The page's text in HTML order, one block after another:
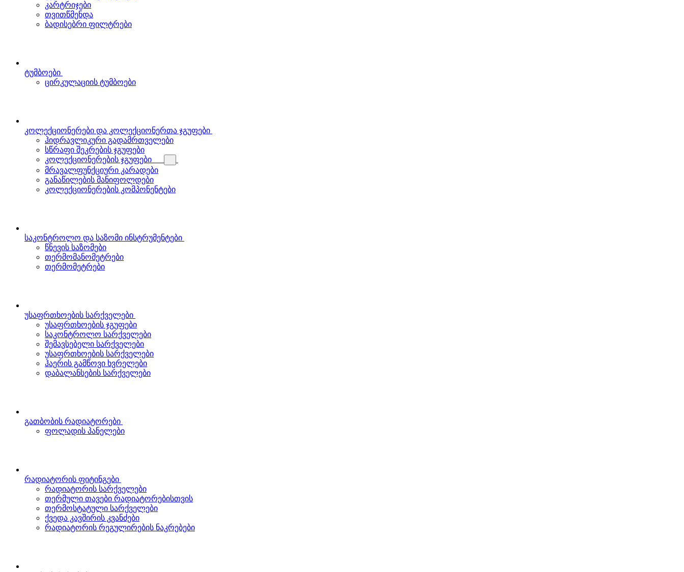
კარტრიჯები
თვითწმენდა
ბადისებრი ფილტრები
ტუმბოები
ცირკულაციის ტუმბოები
კოლექციონერები და კოლექციონერთა ჯგუფები
ჰიდრავლიკური გადამრთველები
სწრაფი შეკრების ჯგუფები
კოლექციონერების ჯგუფები
მრავალფუნქციური კარადები
განაწილების მანიფოლდები
კოლექციონერების კომპონენტები
საკონტროლო და საზომი ინსტრუმენტები
წნევის საზომები
თერმომანომეტრები
თერმომეტრები
უსაფრთხოების სარქველები
უსაფრთხოების ჯგუფები
საკონტროლო სარქველები
შემავსებელი სარქველები
უსაფრთხოების სარქველები
ჰაერის გამწოვი ხვრელები
დაბალანსების სარქველები
გათბობის რადიატორები
ფოლადის პანელები
რადიატორის ფიტინგები
რადიატორის სარქველები
თერმული თავები რადიატორებისთვის
თერმოსტატული სარქველები
ქვედა კავშირის კვანძები
რადიატორის რეგულირების ნაკრებები